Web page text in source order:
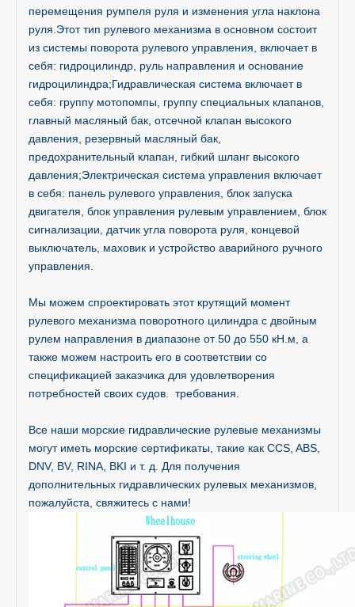
перемещения румпеля руля и изменения угла наклона
руля.Этот тип рулевого механизма в основном состоит
из системы поворота рулевого управления, включает в
себя: гидроцилиндр, руль направления и основание
гидроцилиндра;Гидравлическая система включает в
себя: группу мотопомпы, группу специальных клапанов,
главный масляный бак, отсечной клапан высокого
давления, резервный масляный бак,
предохранительный клапан, гибкий шланг высокого
давления;Электрическая система управления включает
в себя: панель рулевого управления, блок запуска
двигателя, блок управления рулевым управлением, блок
сигнализации, датчик угла поворота руля, концевой
выключатель, маховик и устройство аварийного ручного
управления.
Мы можем спроектировать этот крутящий момент
рулевого механизма поворотного цилиндра с двойным
рулем направления в диапазоне от 50 до 550 кН.м, а
также можем настроить его в соответствии со
спецификацией заказчика для удовлетворения
потребностей своих судов. требования.
Все наши морские гидравлические рулевые механизмы
могут иметь морские сертификаты, такие как CCS, ABS,
DNV, BV, RINA, BKI и т. д. Для получения
дополнительных гидравлических рулевых механизмов,
пожалуйста, свяжитесь с нами!